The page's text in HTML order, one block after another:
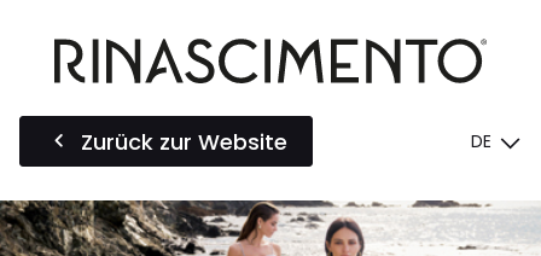
Zurück zur Website DE